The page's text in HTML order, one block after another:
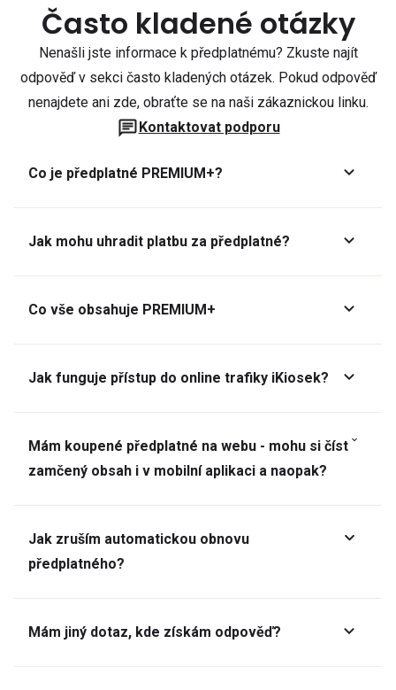
Často kladené otázky
Nenašli jste informace k předplatnému? Zkuste najít
odpověď v sekci často kladených otázek. Pokud odpověď
nenajdete ani zde, obraťte se na naši zákaznickou linku.
Kontaktovat podporu
Co je předplatné PREMIUM+?
Jak mohu uhradit platbu za předplatné?
Co vše obsahuje PREMIUM+
Jak funguje přístup do online trafiky iKiosek?
Mám koupené předplatné na webu - mohu si číst
zamčený obsah i v mobilní aplikaci a naopak?
Jak zruším automatickou obnovu
předplatného?
Mám jiný dotaz, kde získám odpověď?